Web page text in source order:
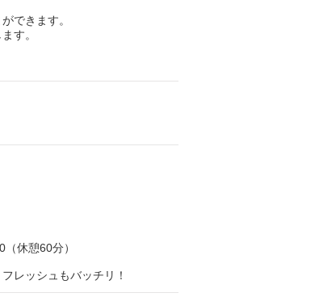
できます。
す。
休憩60分）
レッシュもバッチリ！